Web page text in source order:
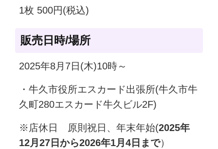
1枚 500円(税込)
販売日時/場所
2025年8月7日(木)10時～
・牛久市役所エスカード出張所(牛久市牛
久町280エスカード牛久ビル2F)
※店休日 原則祝日、年末年始(2025年
12月27日から2026年1月4日まで）